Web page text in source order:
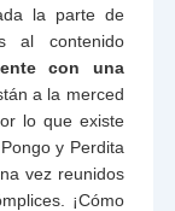
la parte de
al contenido
con una
a la merced
lo que existe
y Perdita
vez reunidos
¡Cómo